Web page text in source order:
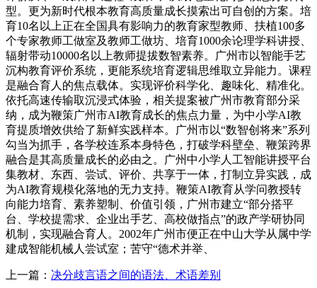
型。更为新时代根本教育高质量成长摸索出可自创的方案。培
育10名以上正在全国具有影响力的教育家型教师、扶植100多
个专家教师工做室及教师工做坊、培育1000余论理学科讲授、
辐射带动10000名以上教师提拔数智素养。广州市以智能手艺
沉构教育评价系统，更能系统培育逻辑思维取立异能力。课程
是融合育人的焦点载体。实现评价科学化、趣味化、精准化。
依托高速传输取沉浸式体验，相关提案被广州市教育部分采
纳，成为鞭策广州市AI教育成长的焦点力量，为中小学AI教
育提质增效供给了新鲜实践样本。广州市以“数智创将来”系列
勾当为抓手，各学校连系本身特色，打破学科壁垒、鞭策跨界
融合是其高质量成长的必由之。广州中小学人工智能讲授平台
集教材、东西、尝试、评价、共享于一体，打制立异实践，成
为AI教育规模化落地的无力支持。鞭策AI教育从学问教授转
向能力培育、素养塑制、价值引领，广州市建立“部分搭平
台、学校提需求、企业出手艺、高校做指点”的政产学研协同
机制，实现融合育人。2002年广州市便正在中山大学从属中学
建成智能机械人尝试室；苦守“德术并举、
上一篇： 决分歧言语之间的语法、术语差别